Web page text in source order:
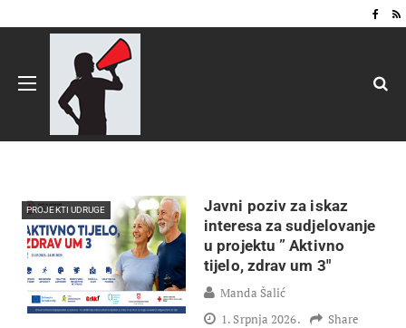
PROJEKTI UDRUGE
Javni poziv za iskaz
interesa za sudjelovanje
u projektu ” Aktivno
tijelo, zdrav um 3″
Manda Šalić
1. Srpnja 2026.
Share